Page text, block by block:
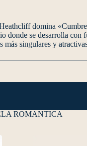
domina
donde se desarrolla con
más singulares y
ROMANTICA